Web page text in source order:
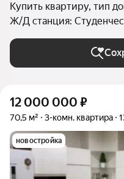
Купить квартиру, тип
Ж/Д станция:
12 000 000 ₽
70,5 м² 3-комн. квартира
новостройка